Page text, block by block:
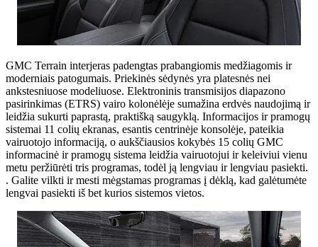
GMC Terrain interjeras padengtas prabangiomis medžiagomis ir
moderniais patogumais. Priekinės sėdynės yra platesnės nei
ankstesniuose modeliuose. Elektroninis transmisijos diapazono
pasirinkimas (ETRS) vairo kolonėlėje sumažina erdvės naudojimą ir
leidžia sukurti paprastą, praktišką saugyklą. Informacijos ir pramogų
sistemai 11 colių ekranas, esantis centrinėje konsolėje, pateikia
vairuotojo informaciją, o aukščiausios kokybės 15 colių GMC
informacinė ir pramogų sistema leidžia vairuotojui ir keleiviui vienu
metu peržiūrėti tris programas, todėl ją lengviau ir lengviau pasiekti.
. Galite vilkti ir mesti mėgstamas programas į dėklą, kad galėtumėte
lengvai pasiekti iš bet kurios sistemos vietos.